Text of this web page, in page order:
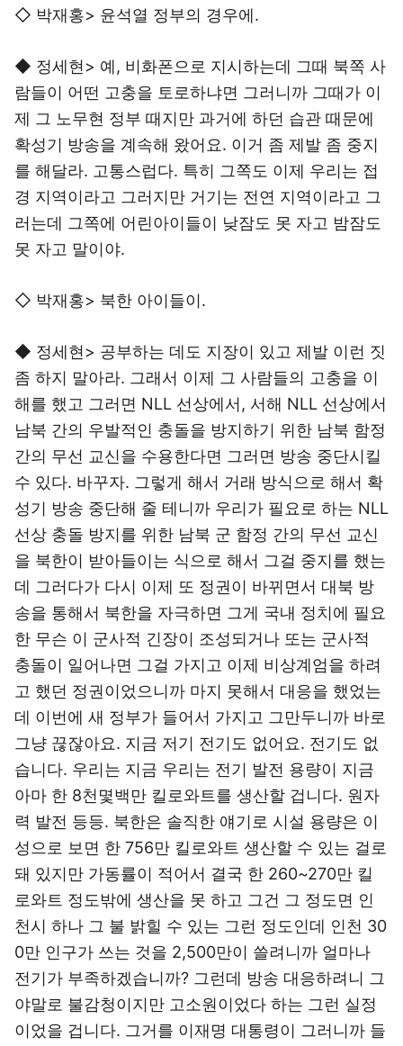
◇ 박재홍> 윤석열 정부의 경우에.
◆ 정세현> 예, 비화폰으로 지시하는데 그때 북쪽 사
람들이 어떤 고충을 토로하냐면 그러니까 그때가 이
제 그 노무현 정부 때지만 과거에 하던 습관 때문에
확성기 방송을 계속해 왔어요. 이거 좀 제발 좀 중지
를 해달라. 고통스럽다. 특히 그쪽도 이제 우리는 접
경 지역이라고 그러지만 거기는 전연 지역이라고 그
러는데 그쪽에 어린아이들이 낮잠도 못 자고 밤잠도
못 자고 말이야.
◇ 박재홍> 북한 아이들이.
◆ 정세현> 공부하는 데도 지장이 있고 제발 이런 짓
좀 하지 말아라. 그래서 이제 그 사람들의 고충을 이
해를 했고 그러면 NLL 선상에서, 서해 NLL 선상에서
남북 간의 우발적인 충돌을 방지하기 위한 남북 함정
간의 무선 교신을 수용한다면 그러면 방송 중단시킬
수 있다. 바꾸자. 그렇게 해서 거래 방식으로 해서 확
성기 방송 중단해 줄 테니까 우리가 필요로 하는 NLL
선상 충돌 방지를 위한 남북 군 함정 간의 무선 교신
을 북한이 받아들이는 식으로 해서 그걸 중지를 했는
데 그러다가 다시 이제 또 정권이 바뀌면서 대북 방
송을 통해서 북한을 자극하면 그게 국내 정치에 필요
한 무슨 이 군사적 긴장이 조성되거나 또는 군사적
충돌이 일어나면 그걸 가지고 이제 비상계엄을 하려
고 했던 정권이었으니까 마지 못해서 대응을 했었는
데 이번에 새 정부가 들어서 가지고 그만두니까 바로
그냥 끊잖아요. 지금 저기 전기도 없어요. 전기도 없
습니다. 우리는 지금 우리는 전기 발전 용량이 지금
아마 한 8천몇백만 킬로와트를 생산할 겁니다. 원자
력 발전 등등. 북한은 솔직한 얘기로 시설 용량은 이
성으로 보면 한 756만 킬로와트 생산할 수 있는 걸로
돼 있지만 가동률이 적어서 결국 한 260~270만 킬
로와트 정도밖에 생산을 못 하고 그건 그 정도면 인
천시 하나 그 불 밝힐 수 있는 그런 정도인데 인천 30
0만 인구가 쓰는 것을 2,500만이 쓸려니까 얼마나
전기가 부족하겠습니까? 그런데 방송 대응하려니 그
야말로 불감청이지만 고소원이었다 하는 그런 실정
이었을 겁니다. 그거를 이재명 대통령이 그러니까 들